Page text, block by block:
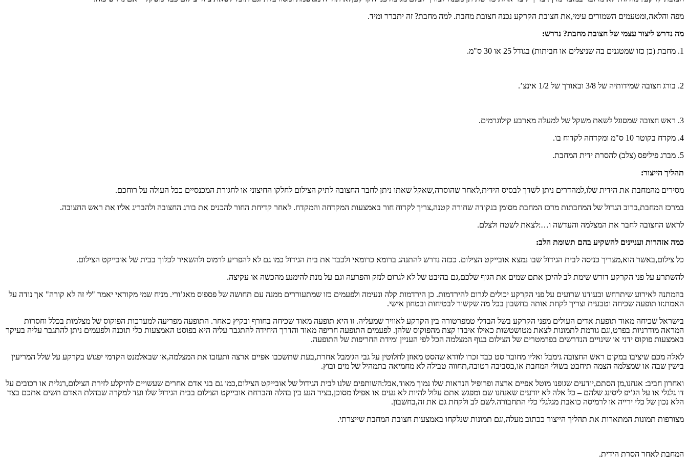
מפה והלאה,ומטעמים השמורים עימי,את חצובת הקרקע נכנה חצובת מחבת. למה מחבת? זה יתברר ומיד.
מה נדרש ליצור עצמי של חצובת מחבת? נדרש:
1. מחבת (כן כזו שמטגנים בה שניצלים או חביתות) בגודל 25 או 30 ס"מ.
2. בורג חצובה שמידותיה של 3/8 ובאורך של 1/2 אינצ’.
3. ראש חצובה שמסוגל לשאת משקל של למעלה מארבע קילוגרמים.
4. מקדח בקוטר 10 ס"מ ומקדחה לקדוח בו.
5. מברג פיליפס (צלב) להסרת ידית המחבת.
תהליך הייצור:
מסירים מהמחבת את הידית שלו,למהדרים ניתן לשדך לבסיס הידית,לאחר שהוסרה,שאקל שאתו ניתן לחבר החצובה לתיק הצילום לחלקו החיצוני או לחגורת המכנסיים ככל העולה על רוחכם.
במרכז המחבת,ברוב הגדול של המחבתות מרכז המחבת מסומן בנקודה שחורה קטנה,צריך לקדוח חור באמצעות המקדחה והמקדח. לאחר קדיחת החור להכניס את בורג החצובה ולהבריג אליו את ראש החצובה.
לראש החצובה לחבר את המצלמה והעדשה ו…:לצאת לשטח ולצלם.
כמה אזהרות ועניינים להשקיע בהם תשומת הלב:
כל צילום,באשר הוא,מצריך כניסה לבית הגידול שבו נמצא אובייקט הצילום. ככזה נדרש להתנהג ברומא כרומאי ולכבד את בית הגידול כמו גם לא להפריע לרמוס ולהשאיר לכלוך בבית של אובייקט הצילום.
להשתרע על פני הקרקע דורש שימת לב להיכן אתם שמים את הגוף שלכם,גם בהיבט של לא לגרום לנזק והפרעה וגם על מנת להימנע מהכשה או עקיצה.
בהמתנה לאירוע שיתרחש ובעודנו שרועים על פני הקרקע יכולים לגרום להירדמות. כן הירדמות קלה ונעימה ולפעמים כזו שמתעוררים ממנה עם תחושה של פספוס מאג’ורי. מניח שמי מקוראי יאמר "לי זה לא קורה" אך נודה על
האמת:זו תופעה שכיחה וטבעית וצריך לקחת אותה בחשבון בכל מה שקשור לבטיחות ובטחון אישי.
בישראל שכיחה מאוד תופעת אדים העולים מפני הקרקע בשל הבדלי טמפרטורה בין הקרקע לאוויר שמעליה. זו היא תופעה מאוד שכיחה בחורף ובקיץ כאחר. התופעה מפריעה למערכות הפוקוס של מצלמות בכלל וחסרות
המראה מודרניות בפרט,וגם גורמת לתמונות לצאת מטושטשות כאילו איבדו קצת מהפוקוס שלהן. לפעמים התופעה חריפה מאוד והדרך היחידה להתגבר עליה היא בפוסט האמצעות כלי תוכנה ולפעמים ניתן להתגבר עליה בעיקר
באמצעות פוקוס ידני או שינויים הנדרשים בפרמטרים של הצילום בגוף המצלמה הכל לפי העניין ומידת החריפות של התופעה.
לאלה מכם שיציבו במקום ראש החצובה גימבל ואליו מחובר סט כבד זכרו לוודא שהסט מאוזן לחלוטין על גבי הגימבל אחרת,בעת שתשכבו אפיים ארצה ותעזבו את המצלמה,או שבאלמנט הקדמי יפגוש בקרקע על שלל המריעין
בישין שבה או שמצלמה הצמה תיחבט בשולי המחבת או,בסביבה רטובה,תחווה טבילה לא מחמיאה בתמהיל של מים ובוץ.
ואחרון חביב: אנחנו,מן הסתם,יודעים שגופנו מוטל אפיים ארצה ופרופיל הנראות שלו נמוך מאוד,אבל:השותפים שלנו לבית הגידול של אובייקט הצילום,כמו גם בני אדם אחרים שעשויים להיקלע לזירת הצילום,רגלית או רכובים על
דו גלגלי או על הג’יפ ליסינג שלהם – כל אלה לא יודעים שאנחנו שם ומפגש אתם עלול להיות לא נעים או אפילו מסוכן,בציר הנע בין בהלה והברחת אובייקט הצילום בבית הגידול שלו ועד למקרה שבהלת האדם תשים אתכם בצד
הלא נכון של כלי ירייה או לרמיסה כואבת מגלגלי כלי התחבורה.לשם לב ולקחת גם את זה,בחשבון.
מצורפות תמונות המתארות את תהליך הייצור ככתוב מעלה,וגם תמונות שנלקחו באמצעות חצובת המחבת שייצרתי.
המחבת לאחר הסרת הידית.